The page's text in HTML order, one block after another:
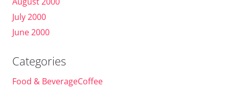
July 2000
June 2000
Categories
Food & BeverageCoffee